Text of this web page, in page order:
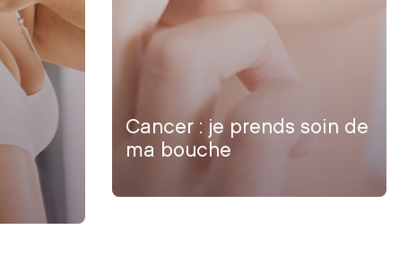
Cancer : je prends soin de
ma bouche